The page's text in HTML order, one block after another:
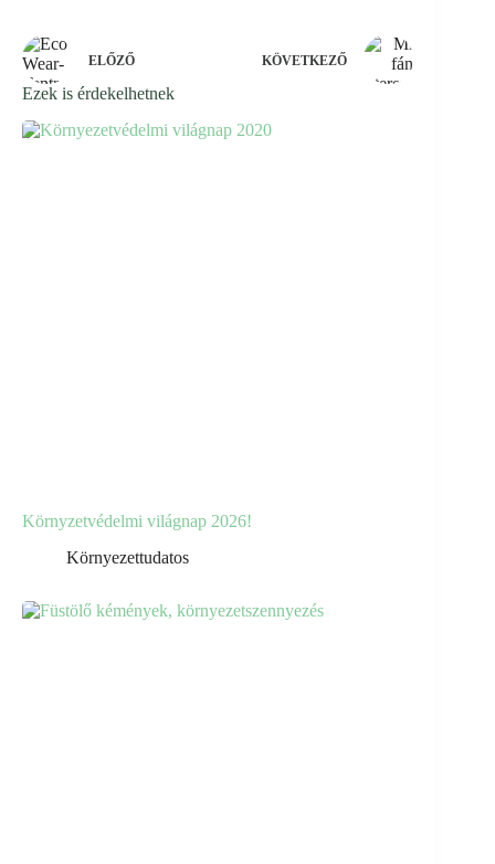
ELŐZŐ KÖVETKEZŐ
Ezek is érdekelhetnek
Környzetvédelmi világnap 2026!
Környezettudatos